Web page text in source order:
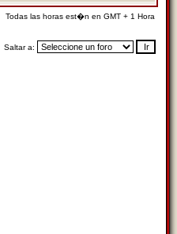
Todas las horas est�n en GMT + 1 Hora
Saltar a: